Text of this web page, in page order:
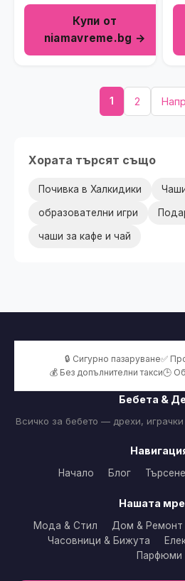
Септември! Дете до
12.99г. - безплатно!
Купи от
niamavreme.bg →
1 2
Хората търсят също
Почивка в Халкидики
образователни игри
чаши за кафе и чай
🔒 Сигурно пазаруване✅
💰 Без допълнителни такси🕒
Бебета &
Всичко за бебето — дрехи,
Начало Блог Търсене
Нашата
Мода & Стил Дом & Ремонт
Часовници & Бижута
Парфюми